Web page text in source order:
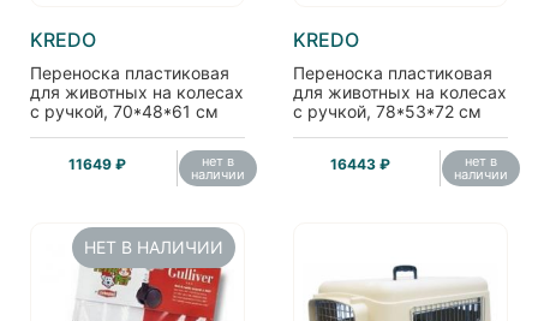
KREDO
Переноска пластиковая
для животных на колесах
с ручкой, 70*48*61 см
11649 ₽ нет в
наличии
KREDO
Переноска пластиковая
для животных на колесах
с ручкой, 78*53*72 см
16443 ₽ нет в
наличии
НЕТ В НАЛИЧИИ